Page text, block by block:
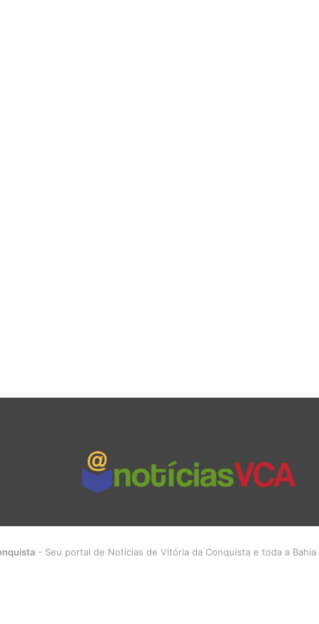
- Seu portal de Notícias de Vitória da Conquista e toda a